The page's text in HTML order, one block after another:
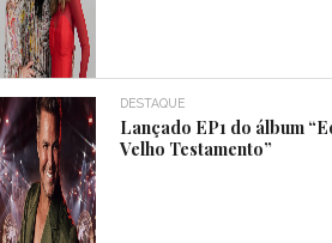
DESTAQUE
Lançado EP1 do álbum
Velho Testamento”